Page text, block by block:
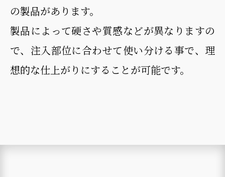
の製品があります。
製品によって硬さや質感などが異なりますの
で、注入部位に合わせて使い分ける事で、理
想的な仕上がりにすることが可能です。